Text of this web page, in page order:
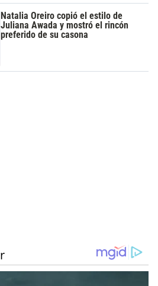
Natalia Oreiro copió el estilo de
Juliana Awada y mostró el rincón
preferido de su casona